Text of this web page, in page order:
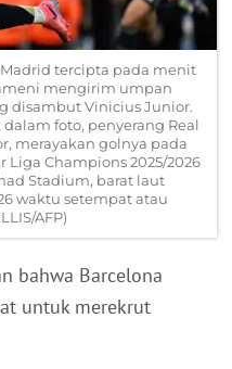
tercipta pada menit
mengirim umpan
disambut Vinicius Junior.
foto, penyerang Real
merayakan golnya pada
Liga Champions 2025/2026
Stadium, barat laut
waktu setempat atau
AFP)
bahwa Barcelona
untuk merekrut